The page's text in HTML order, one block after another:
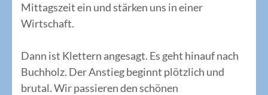
Mittagszeit ein und stärken uns in einer
Wirtschaft.
Dann ist Klettern angesagt. Es geht hinauf nach
Buchholz. Der Anstieg beginnt plötzlich und
brutal. Wir passieren den schönen